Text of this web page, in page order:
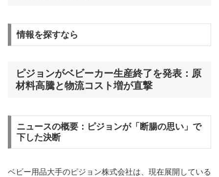
情報を探すなら
ピジョンがベビーカー生産終了を発表：原
材料高騰と物流コスト増が直撃
ニュースの概要：ピジョンが「断腸の思い」で
下した決断
ベビー用品大手のピジョン株式会社は、現在展開している